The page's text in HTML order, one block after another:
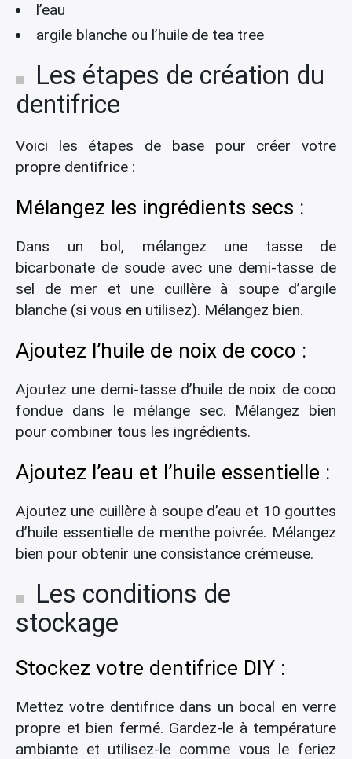
l’eau
argile blanche ou l’huile de tea tree
Les étapes de création du
dentifrice
Voici les étapes de base pour créer votre
propre dentifrice :
Mélangez les ingrédients secs :
Dans un bol, mélangez une tasse de
bicarbonate de soude avec une demi-tasse de
sel de mer et une cuillère à soupe d’argile
blanche (si vous en utilisez). Mélangez bien.
Ajoutez l’huile de noix de coco :
Ajoutez une demi-tasse d’huile de noix de coco
fondue dans le mélange sec. Mélangez bien
pour combiner tous les ingrédients.
Ajoutez l’eau et l’huile essentielle :
Ajoutez une cuillère à soupe d’eau et 10 gouttes
d’huile essentielle de menthe poivrée. Mélangez
bien pour obtenir une consistance crémeuse.
Les conditions de
stockage
Stockez votre dentifrice DIY :
Mettez votre dentifrice dans un bocal en verre
propre et bien fermé. Gardez-le à température
ambiante et utilisez-le comme vous le feriez
×
: